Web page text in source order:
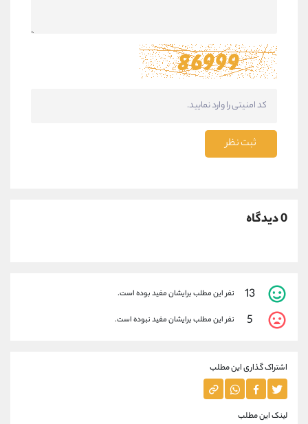
ثبت نظر
0 دیدگاه
13 نفر این مطلب برایشان مفید بوده است.
5 نفر این مطلب برایشان مفید نبوده است.
اشتراک گذاری این مطلب
لینک این مطلب